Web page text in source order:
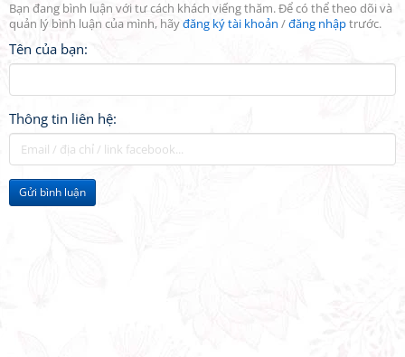
Bạn đang bình luận với tư cách khách viếng thăm. Để có thể theo dõi và
quản lý bình luận của mình, hãyđăng ký tài khoản /đăng nhậptrước.
Tên của bạn:
Thông tin liên hệ:
Gửi bình luận